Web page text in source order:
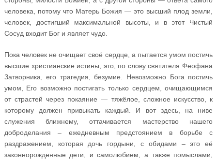
человека, потому что Матерь Божия — это высший плод земли,
человек, достигший максимальной высоты, и в этот Чистый
Сосуд входит Бог и являет чудо.
Пока человек не очищает своё сердце, а пытается умом постичь
высшие христианские истины, это, по слову святителя Феофана
Затворника, его трагедия, безумие. Невозможно Бога постичь
умом, Его возможно постигать только сердцем, очищающимся
от страстей через покаяние — тяжёлое, сложное искусство, к
которому должен привыкать каждый. И вот здесь, на ниве
служения ближнему, оттачивается мастерство нашего
доброделания – ежедневным предстоянием в борьбе с
раздражением, которая дочь гордыни, с обидами – это её
законнорожденные дети, и самолюбием, а также помыслами,